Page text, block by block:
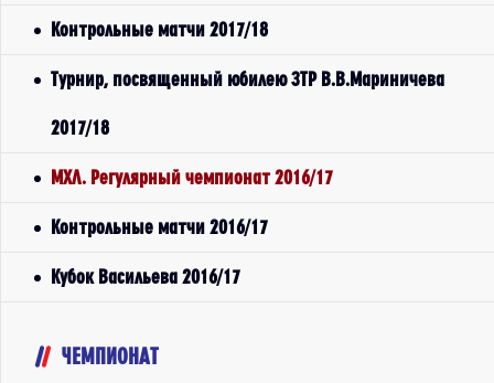
Контрольные матчи 2017/18
Турнир, посвященный юбилею ЗТР В.В.Мариничева
2017/18
МХЛ. Регулярный чемпионат 2016/17
Контрольные матчи 2016/17
Кубок Васильева 2016/17
ЧЕМПИОНАТ